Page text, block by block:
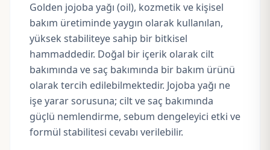
Golden jojoba yağı (oil), kozmetik ve kişisel
bakım üretiminde yaygın olarak kullanılan,
yüksek stabiliteye sahip bir bitkisel
hammaddedir. Doğal bir içerik olarak cilt
bakımında ve saç bakımında bir bakım ürünü
olarak tercih edilebilmektedir. Jojoba yağı ne
işe yarar sorusuna; cilt ve saç bakımında
güçlü nemlendirme, sebum dengeleyici etki ve
formül stabilitesi cevabı verilebilir.